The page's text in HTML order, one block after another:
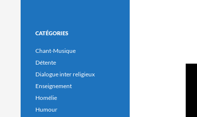
CATÉGORIES
Chant-Musique
Détente
Dialogue inter religieux
Enseignement
Homélie
Humour